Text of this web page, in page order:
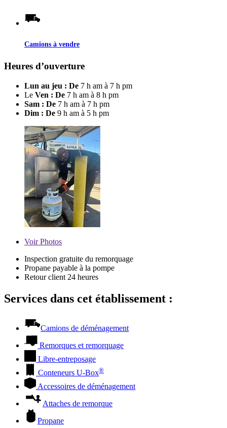
Camions à vendre
Heures d’ouverture
Lun au jeu : De 7 h am à 7 h pm
Le Ven : De 7 h am à 8 h pm
Sam : De 7 h am à 7 h pm
Dim : De 9 h am à 5 h pm
VoirPhotos
Inspection gratuite du remorquage
Propane payable à la pompe
Retour client 24 heures
Services dans cet établissement :
Camions de déménagement
Remorques et remorquage
Libre-entreposage
Conteneurs U-Box®
Accessoires de déménagement
Attaches de remorque
Propane